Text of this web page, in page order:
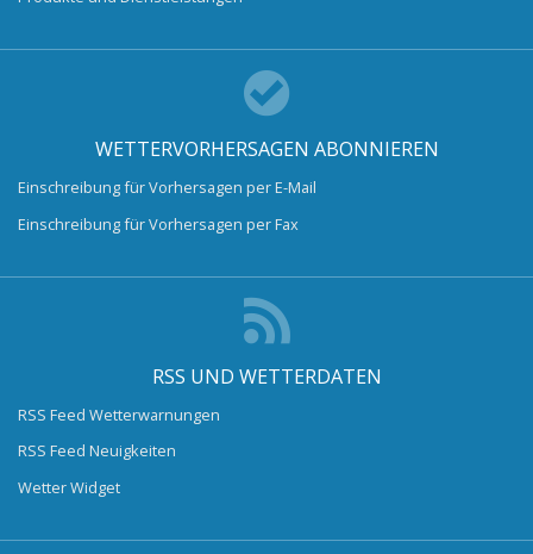
WETTERVORHERSAGEN ABONNIEREN
Einschreibung für Vorhersagen per E-Mail
Einschreibung für Vorhersagen per Fax
RSS UND WETTERDATEN
RSS Feed Wetterwarnungen
RSS Feed Neuigkeiten
Wetter Widget